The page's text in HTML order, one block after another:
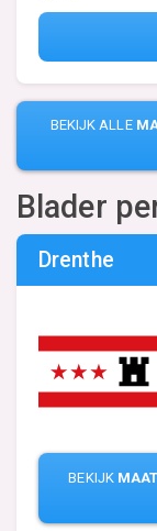
BEKIJK ALLE
Blader
Drenthe
BEKIJK